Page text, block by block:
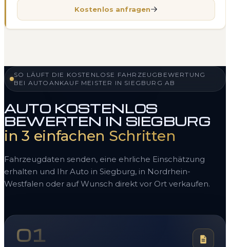
Kostenlos anfragen
SO LÄUFT DIE KOSTENLOSE FAHRZEUGBEWERTUNG
BEI AUTOANKAUF MEISTER IN SIEGBURG AB
AUTO KOSTENLOS
BEWERTEN IN SIEGBURG
in 3 einfachen Schritten
Fahrzeugdaten senden, eine ehrliche Einschätzung
erhalten und Ihr Auto in Siegburg, in Nordrhein-
Westfalen oder auf Wunsch direkt vor Ort verkaufen.
01